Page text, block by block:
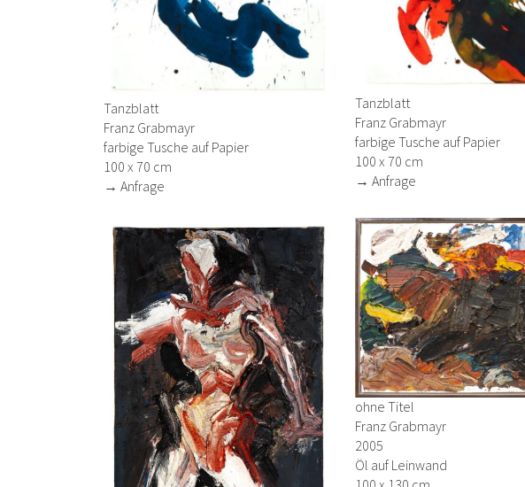
Tanzblatt
Franz Grabmayr
farbige Tusche auf Papier
100 x 70 cm
→ Anfrage
Tanzblatt
Franz Grabmayr
farbige Tusche auf Papier
100 x 70 cm
→ Anfrage
ohne Titel
Franz Grabmayr
2005
Öl auf Leinwand